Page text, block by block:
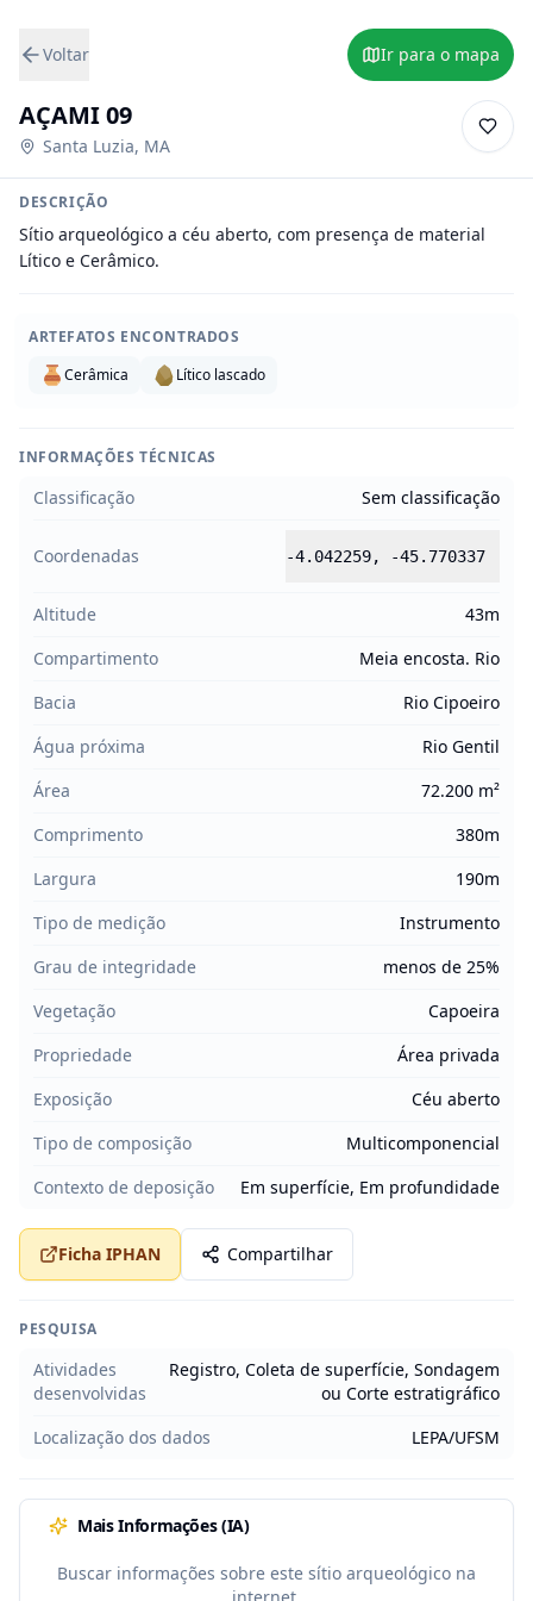
Voltar Ir para o mapa
AÇAMI 09
Santa Luzia, MA
DESCRIÇÃO
Sítio arqueológico a céu aberto, com presença de material
Lítico e Cerâmico.
ARTEFATOS ENCONTRADOS
Cerâmica
Lítico lascado
INFORMAÇÕES TÉCNICAS
Classificação Sem classificação
Coordenadas -4.042259, -45.770337
Altitude
43m
Compartimento
Meia encosta. Rio
Bacia
Rio Cipoeiro
Água próxima
Rio Gentil
Área
72.200 m²
Comprimento
380m
Largura
190m
Tipo de medição
Instrumento
Grau de integridade
menos de 25%
Vegetação
Capoeira
Propriedade
Área privada
Exposição
Céu aberto
Tipo de composição
Multicomponencial
Contexto de deposição
Em superfície, Em profundidade
Ficha IPHAN Compartilhar
PESQUISA
Atividades
desenvolvidas
Registro, Coleta de superfície, Sondagem
ou Corte estratigráfico
Localização dos dados
LEPA/UFSM
Mais Informações (IA)
Buscar informações sobre este sítio arqueológico na